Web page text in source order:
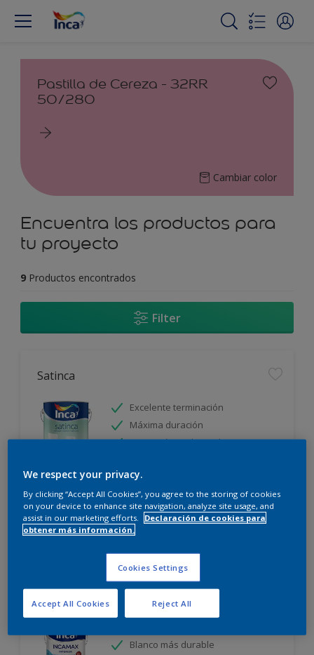
Pastilla de Cereza - 32RR
50/280
Cambiar color
Encuentra los productos para
tu proyecto
9 Productos encontrados
Filter
Satinca
Excelente terminación
Máxima duración
Protección prolongada
Sólo disponible en tienda
Blanco más durable
We respect your privacy.
By clicking “Accept All Cookies”, you agree to the storing of cookies
on your device to enhance site navigation, analyze site usage, and
assist in our marketing efforts.
Declaración de cookies para
obtener más información.
Cookies Settings
Reject All
Accept All Cookies